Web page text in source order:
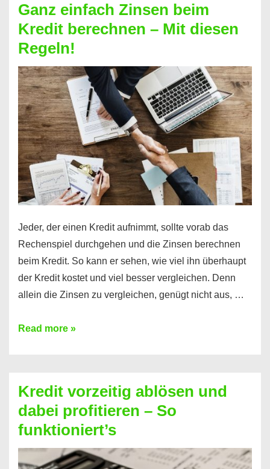
bekommen?
So
ist
es
möglich!
Ganz einfach Zinsen beim
Kredit berechnen – Mit diesen
Regeln!
Jeder, der einen Kredit aufnimmt, sollte vorab das
Rechenspiel durchgehen und die Zinsen berechnen
beim Kredit. So kann er sehen, wie viel ihn überhaupt
der Kredit kostet und viel besser vergleichen. Denn
allein die Zinsen zu vergleichen, genügt nicht aus, …
Ganz
Kredit
berechnen
–
Mit
diesen
Read more »
Kredit vorzeitig ablösen und
dabei profitieren – So
funktioniert’s